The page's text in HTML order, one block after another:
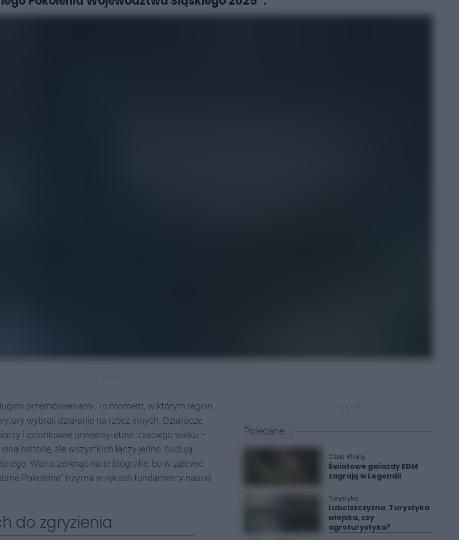
przemówieniami. To moment, w którym region
wybrali działanie na rzecz innych. Działacze
i członkowie uniwersytetów trzeciego wieku –
historię, ale wszystkich łączy jedno: budują
Warto zerknąć na te biografie, bo w zalewie
Pokolenie” trzyma w rękach fundamenty naszej
do zgryzienia
Polecane
Czas Wolny
Światowe gwiazdy EDM
zagrają w Legendii
Turystyka
Lubelszczyzna. Turystyka
wiejska, czy
agroturystyka?